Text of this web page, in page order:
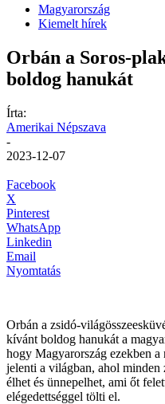
Magyarország
Kiemelt hírek
Orbán a Soros-
boldog hanukát
Írta:
Amerikai Népszava
-
2023-12-07
Facebook
X
Pinterest
WhatsApp
Linkedin
Email
Nyomtatás
Orbán a zsidó-
kívánt boldog hanukát a
hogy Magyarország ezekben a
jelenti a világban, ahol minden
élhet és ünnepelhet, ami őt
elégedettséggel tölti el.